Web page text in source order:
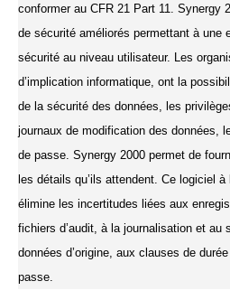
conformer au CFR 21 Part 11. Synergy
de sécurité améliorés permettant à une
sécurité au niveau utilisateur. Les
d’implication informatique, ont la
de la sécurité des données, les
journaux de modification des données,
de passe. Synergy 2000 permet de
les détails qu’ils attendent. Ce logiciel à
élimine les incertitudes liées aux
fichiers d’audit, à la journalisation et au
données d’origine, aux clauses de
passe.